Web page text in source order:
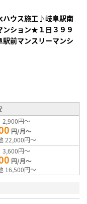
ハウス施工♪岐阜駅南
ンション★１日３９９
前マンスリーマンシ
2,900円～
円/月～
22,000円～
3,600円～
円/月～
16,500円～